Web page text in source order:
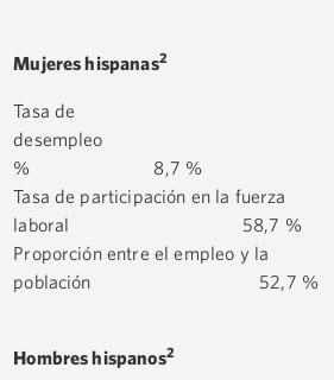
Mujeres hispanas2
Tasa de
% 8,7 %
Tasa de participación en la fuerza
laboral 58,7 %
Proporción entre el empleo y la
población 52,7
Hombres hispanos2